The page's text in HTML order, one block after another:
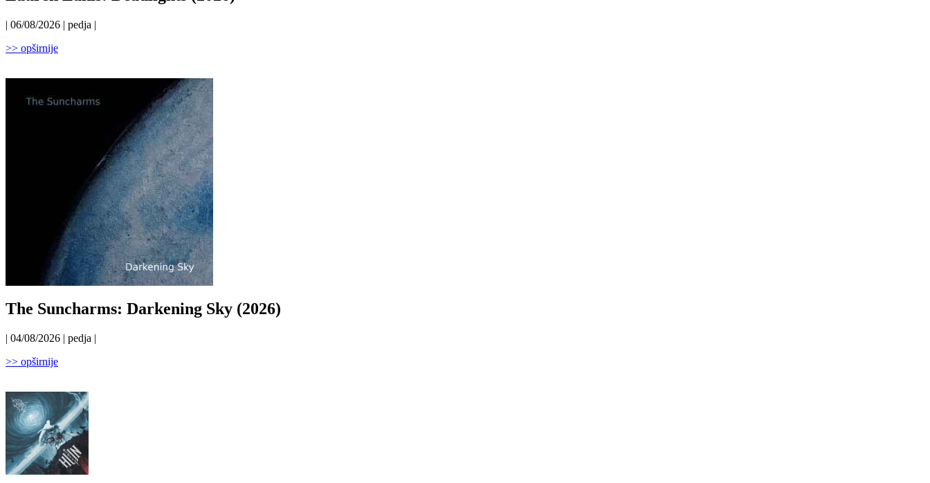
| 06/08/2026 | pedja |
>> opširnije
The Suncharms: Darkening Sky (2026)
| 04/08/2026 | pedja |
>> opširnije